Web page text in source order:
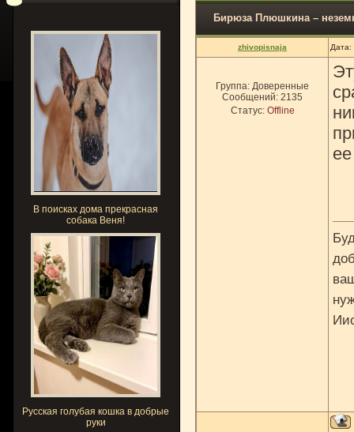
В поисках дома прекрасная
собака Веня!
Русская голубая кошка в добрые
руки
Бирюза Плюшкина –
zhivopisnaja
Группа: Доверенные
Сообщений: 2135
Статус: Offline